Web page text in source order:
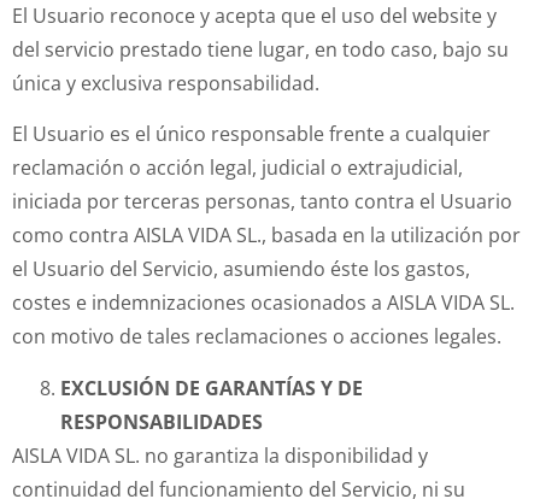
El Usuario reconoce y acepta que el uso del website y
del servicio prestado tiene lugar, en todo caso, bajo su
única y exclusiva responsabilidad.
El Usuario es el único responsable frente a cualquier
reclamación o acción legal, judicial o extrajudicial,
iniciada por terceras personas, tanto contra el Usuario
como contra AISLA VIDA SL., basada en la utilización por
el Usuario del Servicio, asumiendo éste los gastos,
costes e indemnizaciones ocasionados a AISLA VIDA SL.
con motivo de tales reclamaciones o acciones legales.
EXCLUSIÓN DE GARANTÍAS Y DE
RESPONSABILIDADES
AISLA VIDA SL. no garantiza la disponibilidad y
continuidad del funcionamiento del Servicio, ni su